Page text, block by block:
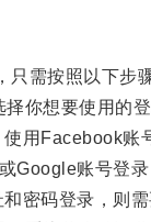
按照以下步骤
你想要使用的登
Facebook账
账号登录
码登录，则需